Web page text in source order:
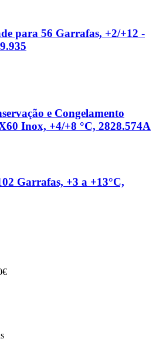
para 56 Garrafas, +2/+12 -
e Congelamento
Inox, +4/+8 °C, 2828.574A
Garrafas, +3 a +13°C,